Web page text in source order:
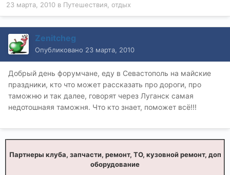
23 марта, 2010 в Путешествия, отдых
Zenitcheg
Опубликовано 23 марта, 2010
Добрый день форумчане, еду в Севастополь на майские
праздники, кто что может рассказать про дороги, про
таможню и так далее, говорят через Луганск самая
недотошнаяя таможня. Что кто знает, поможет всё!!!
Партнеры клуба, запчасти, ремонт, ТО, кузовной ремонт, доп
оборудование